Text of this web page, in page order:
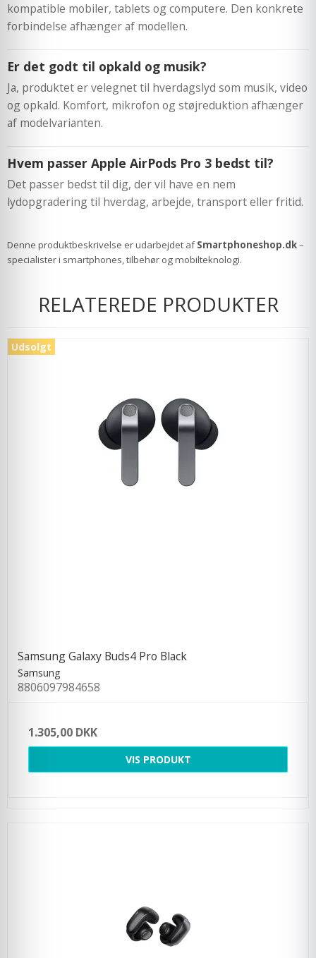
kompatible mobiler, tablets og computere. Den konkrete
forbindelse afhænger af modellen.
Er det godt til opkald og musik?
Ja, produktet er velegnet til hverdagslyd som musik, video
og opkald. Komfort, mikrofon og støjreduktion afhænger
af modelvarianten.
Hvem passer Apple AirPods Pro 3 bedst til?
Det passer bedst til dig, der vil have en nem
lydopgradering til hverdag, arbejde, transport eller fritid.
Denne produktbeskrivelse er udarbejdet afSmartphoneshop.dk–
specialister i smartphones, tilbehør og mobilteknologi.
RELATEREDE PRODUKTER
Udsolgt
Samsung Galaxy Buds4 Pro Black
Samsung
8806097984658
1.305,00 DKK
VIS PRODUKT